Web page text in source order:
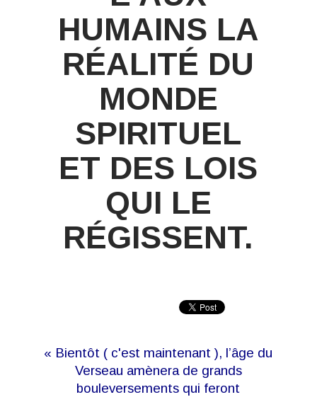
HUMAINS LA
RÉALITÉ DU
MONDE
SPIRITUEL
ET DES LOIS
QUI LE
RÉGISSENT.
« Bientôt ( c'est maintenant ), l’âge du
Verseau amènera de grands
bouleversements qui feront